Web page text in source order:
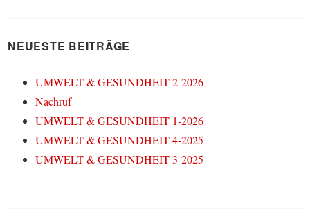
NEUESTE BEITRÄGE
UMWELT & GESUNDHEIT 2-2026
Nachruf
UMWELT & GESUNDHEIT 1-2026
UMWELT & GESUNDHEIT 4-2025
UMWELT & GESUNDHEIT 3-2025